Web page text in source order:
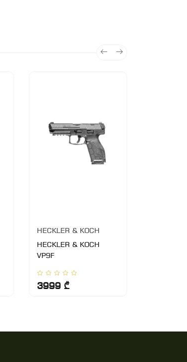
HECKLER & KOCH
HECKLER & KOCH
VP9F
3999 ₾